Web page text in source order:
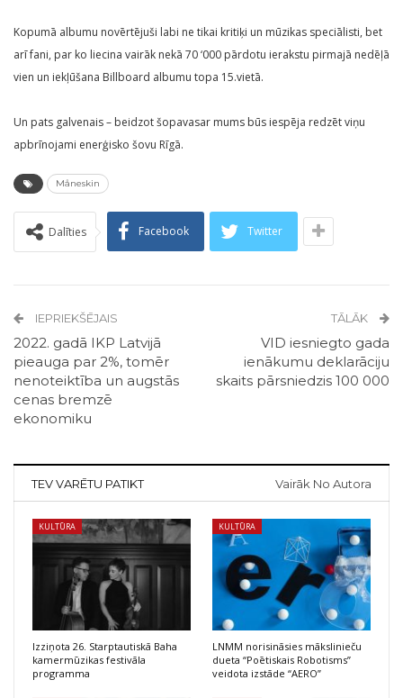
Kopumā albumu novērtējuši labi ne tikai kritiķi un mūzikas speciālisti, bet
arī fani, par ko liecina vairāk nekā 70 ‘000 pārdotu ierakstu pirmajā nedēļā
vien un iekļūšana Billboard albumu topa 15.vietā.
Un pats galvenais – beidzot šopavasar mums būs iespēja redzēt viņu
apbrīnojami enerģisko šovu Rīgā.
Måneskin
Dalīties Facebook Twitter
IEPRIEKŠĒJAIS
2022. gadā IKP Latvijā
pieauga par 2%, tomēr
nenoteiktība un augstās
cenas bremzē
ekonomiku
TĀLĀK
VID iesniegto gada
ienākumu deklarāciju
skaits pārsniedzis 100 000
TEV VARĒTU PATIKT Vairāk No Autora
KULTŪRA
Izziņota 26. Starptautiskā Baha
kamermūzikas festivāla
programma
KULTŪRA
LNMM norisināsies mākslinieču
dueta “Poētiskais Robotisms”
veidota izstāde “AERO”